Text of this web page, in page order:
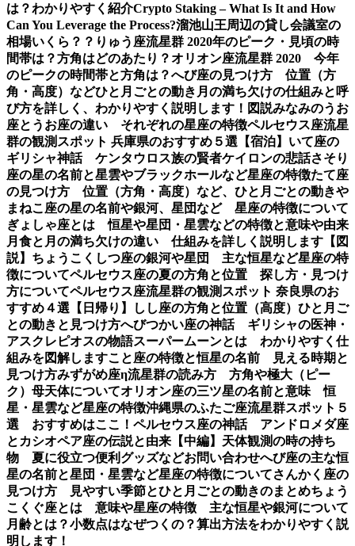
は？わかりやすく紹介Crypto Staking – What Is It and How
Can You Leverage the Process?溜池山王周辺の貸し会議室の
相場いくら？？ りゅう座流星群 2020年のピーク・見頃の時
間帯は？方角はどのあたり？オリオン座流星群 2020 今年
のピークの時間帯と方角は？へび座の見つけ方 位置（方
角・高度）などひと月ごとの動き 月の満ち欠けの仕組みと呼
び方を詳しく、わかりやすく説明します！図説みなみのうお
座とうお座の違い それぞれの星座の特徴ペルセウス座流星
群の観測スポット 兵庫県のおすすめ５選【宿泊】 いて座の
ギリシャ神話 ケンタウロス族の賢者ケイロンの悲話さそり
座の星の名前と星雲やブラックホールなど星座の特徴たて座
の見つけ方 位置（方角・高度）など、ひと月ごとの動きや
まねこ座の星の名前や銀河、星団など 星座の特徴について
ぎょしゃ座とは 恒星や星団・星雲などの特徴と意味や由来
月食と月の満ち欠けの違い 仕組みを詳しく説明します【図
説】 ちょうこくしつ座の銀河や星団 主な恒星など星座の特
徴についてペルセウス座の夏の方角と位置 探し方・見つけ
方についてペルセウス座流星群の観測スポット 奈良県のお
すすめ４選【日帰り】
しし座の方角と位置（高度）ひと月ご
との動きと見つけ方へびつかい座の神話 ギリシャの医神・
アスクレピオスの物語スーパームーンとは わかりやすく仕
組みを図解しますこと座の特徴と恒星の名前 見える時期と
見つけ方みずがめ座η流星群の読み方 方角や極大（ピー
ク）母天体についてオリオン座の三ツ星の名前と意味 恒
星・星雲など星座の特徴沖縄県のふたご座流星群スポット５
選 おすすめはここ！ ペルセウス座の神話 アンドロメダ座
とカシオペア座の伝説と由来【中編】 天体観測の時の持ち
物 夏に役立つ便利グッズなどお問い合わせへび座の主な恒
星の名前と星団・星雲など星座の特徴についてさんかく座の
見つけ方 見やすい季節とひと月ごとの動きのまとめちょう
こくぐ座とは 意味や星座の特徴 主な恒星や銀河について
月齢とは？小数点はなぜつくの？算出方法をわかりやすく説
明します！